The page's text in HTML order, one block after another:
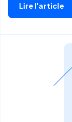
Lire l'article